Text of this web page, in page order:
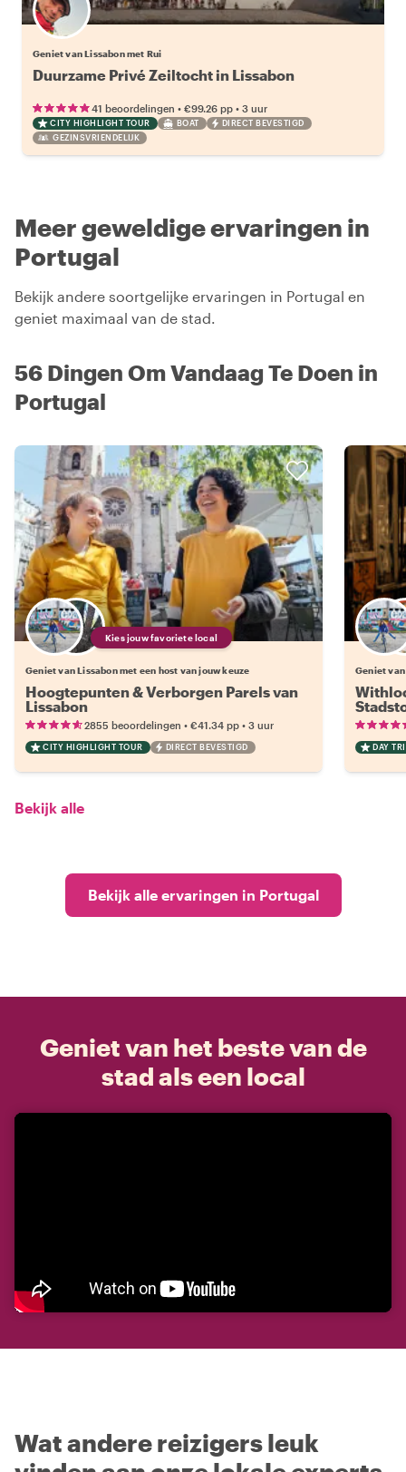
Geniet van Lissabon met Rui
Duurzame Privé Zeiltocht in Lissabon
41 beoordelingen • €99.26 pp • 3 uur
CITY HIGHLIGHT TOUR BOAT
DIRECT BEVESTIGD
GEZINSVRIENDELIJK
Meer geweldige ervaringen in
Portugal
Bekijk andere soortgelijke ervaringen in Portugal en
geniet maximaal van de stad.
56 Dingen Om Vandaag Te Doen in
Portugal
Kies jouw favoriete local
Geniet van Lissabon met een host van jouw keuze
Hoogtepunten & Verborgen Parels van
Lissabon
2855 beoordelingen • €41.34 pp • 3 uur
CITY HIGHLIGHT TOUR DIRECT BEVESTIGD
Geniet
DAY
Bekijk alle
Bekijk alle ervaringen in Portugal
Geniet van het beste van de
stad als een local
Wat andere reizigers leuk